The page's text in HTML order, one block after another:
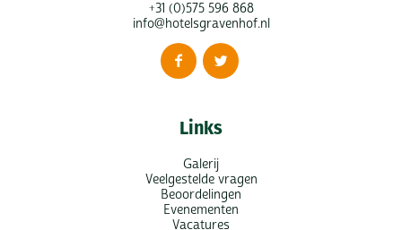
+31 (0)575 596 868
info@hotelsgravenhof.nl
Links
Galerij
Veelgestelde vragen
Beoordelingen
Evenementen
Vacatures